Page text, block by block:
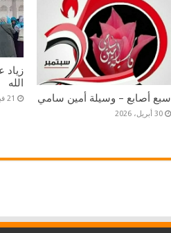
سبع أصابع – وسيلة أمين سامي
30 أبريل، 2026
زياد
الله
21 فبراير، 2026